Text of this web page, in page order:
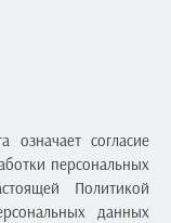
означает согласие
персональных
Политикой
данных